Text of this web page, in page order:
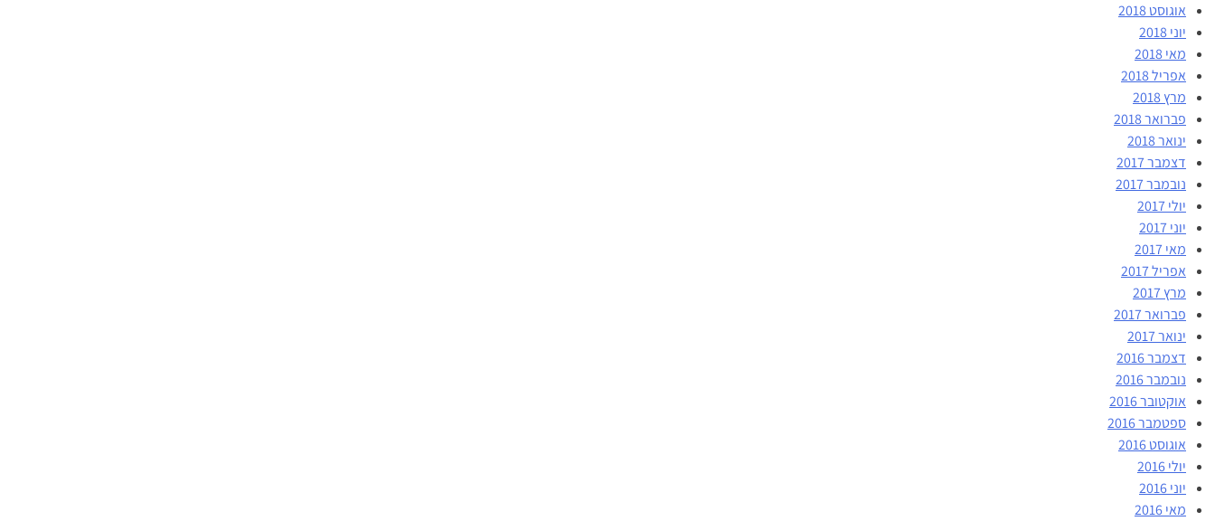
אוגוסט 2018
יוני 2018
מאי 2018
אפריל 2018
מרץ 2018
פברואר 2018
ינואר 2018
דצמבר 2017
נובמבר 2017
יולי 2017
יוני 2017
מאי 2017
אפריל 2017
מרץ 2017
פברואר 2017
ינואר 2017
דצמבר 2016
נובמבר 2016
אוקטובר 2016
ספטמבר 2016
אוגוסט 2016
יולי 2016
יוני 2016
מאי 2016